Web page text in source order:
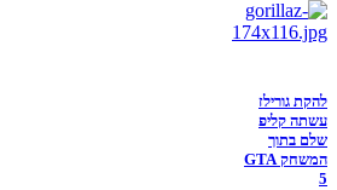
להקת גורילז
עשתה קליפ
שלם בתוך
המשחק GTA
5